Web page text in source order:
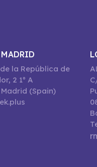
la República de
2 1º A
Madrid (Spain)